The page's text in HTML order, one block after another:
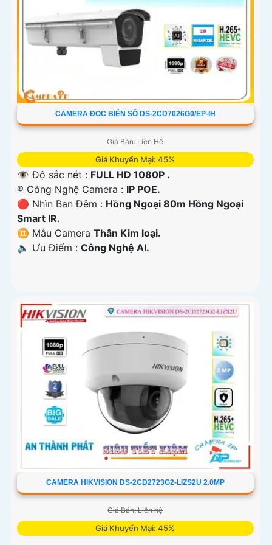
CAMERA ĐỌC BIỂN SỐ DS-2CD7026G0/EP-IH
Giá Bán: Liên Hệ
Giá Khuyến Mại: 45%
👁 Độ sắc nét : FULL HD 1080P .
®️ Công Nghệ Camera : IP POE.
🔴 Nhìn Ban Đêm : Hồng Ngoại 80m Hồng Ngoại
Smart IR.
♊ Mẫu Camera Thân Kim loại.
️🔈 Ưu Điểm : Công Nghệ AI.
CAMERA HIKVISION DS-2CD2723G2-LIZS2U 2.0MP
Giá Bán: Liên hệ
Giá Khuyến Mại: 45%